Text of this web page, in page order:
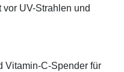
UV-Strahlen und
Vitamin-C-Spender für